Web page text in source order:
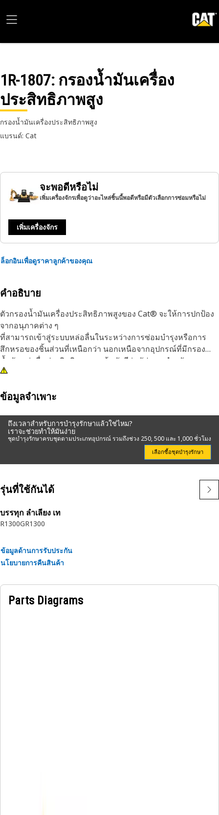
1R-1807: กรองน้ำมันเครื่อง
ประสิทธิภาพสูง
กรองน้ำมันเครื่องประสิทธิภาพสูง
แบรนด์: Cat
จะพอดีหรือไม่
เพิ่มเครื่องจักรเพื่อดูว่าอะไหล่ชิ้นนี้พอดีหรือมีตัวเลือกการซ่อมหรือไม่
เพิ่มเครื่องจักร
ล็อกอินเพื่อดูราคาลูกค้าของคุณ
คำอธิบาย
ตัวกรองน้ำมันเครื่องประสิทธิภาพสูงของ Cat® จะให้การปกป้อง
จากอนุภาคต่าง ๆ
ที่สามารถเข้าสู่ระบบหล่อลื่นในระหว่างการซ่อมบำรุงหรือการ
สึกหรอของชิ้นส่วนที่เหนือกว่า นอกเหนือจากอุปกรณ์ที่มีกรอง
น้ำมันหล่อลื่นประสิทธิภาพสูงแล้ว ยังมีรุ่นอัปเกรดสำหรับกรอง
ประสิทธิภาพมาตรฐานบางรุ่นด้วย
ถึงแม้ว่าไส้กรองน้ำมันเครื่องทั้งหมดจะขจัดอนุภาคที่มีฤทธิ์
ประสิทธิภาพในการดักจับและกักเก็บอนุภาคที่เป็นอันตรายต่อส่วน
ประกอบของระบบหล่อลื่น ไส้กรองเหล่านี้ได้รับการผลิตใน
โรงงานของเราเองด้วยการออกแบบเป็นชิ้นเดียว และมีความแข็ง
แรง นอกจากนี้ยังใช้ท่อกลางที่ไม่ใช่โลหะ จึงทำให้กรองน้ำมัน
เครื่อง Cat ช่วยเพิ่มความสะอาดและลดการรั่วไหลที่อาจเกิดขึ้นได้
ไส้กรองของเราไม่เพียงแต่จะช่วยปรับปรุงประสิทธิภาพเครื่องจักร
เท่านั้น แต่ยังช่วยปกป้องส่วนประกอบสำคัญซึ่งช่วยยืดอายุการใช้
งานและเพิ่มมูลค่าสำหรับการขายต่อด้วย
ในทุกวัน
• การหมุนเป็นเกลียวและการทำแนวเชื่อมเพื่อความแข็งแรงของ
รอยพับในการดักและจับอนุภาคได้ดียิ่งขึ้น
• วัสดุกรองที่ดูแลอย่างเหมาะสมเพื่อประสิทธิภาพและอายุการใช้
ข้อมูลจำเพาะ
ถึงเวลาสำหรับการบำรุงรักษาแล้วใช่ไหม?
เราจะช่วยทำให้มันง่าย
ชุดบำรุงรักษาครบชุดตามประเภทอุปกรณ์ รวมถึงช่วง 250, 500 และ 1,000 ชั่วโมง
เลือกซื้อชุดบำรุงรักษา
รุ่นที่ใช้กันได้
บรรทุก ลำเลียง เท
R1300GR1300
ข้อมูลด้านการรับประกัน
นโยบายการคืนสินค้า
Parts Diagrams